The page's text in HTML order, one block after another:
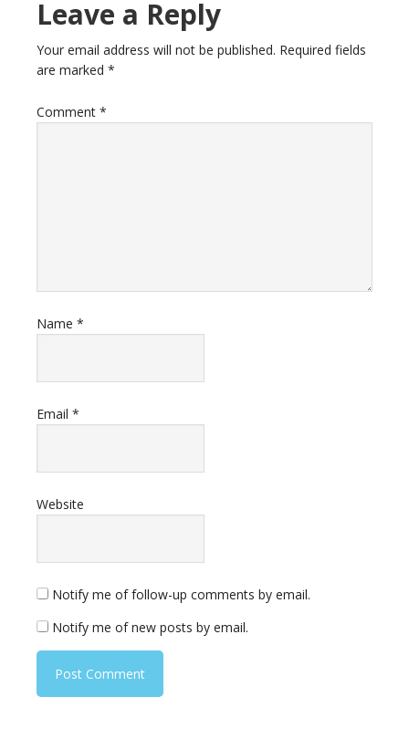
Leave a Reply
Your email address will not be published. Required fields
are marked *
Comment *
Name *
Email *
Website
Notify me of follow-up comments by email.
Notify me of new posts by email.